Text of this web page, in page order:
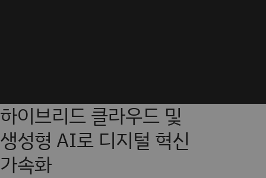
하이브리드 클라우드 및
생성형 AI로 디지털 혁신
가속화